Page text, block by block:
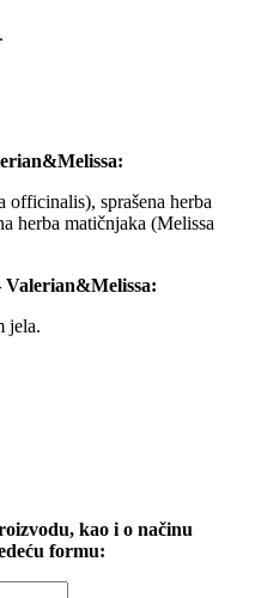
officinalis), sprašena herba
herba matičnjaka (Melissa
Valerian&Melissa:
jela.
kao i o načinu
formu: